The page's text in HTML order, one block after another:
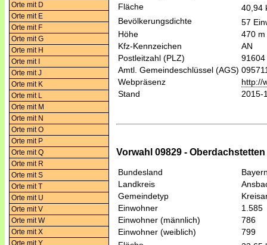
Orte mit D
Orte mit E
Orte mit F
Orte mit G
Orte mit H
Orte mit I
Orte mit J
Orte mit K
Orte mit L
Orte mit M
Orte mit N
Orte mit O
Orte mit P
Orte mit Q
Orte mit R
Orte mit S
Orte mit T
Orte mit U
Orte mit V
Orte mit W
Orte mit X
Orte mit Y
Fläche
40,94
Bevölkerungsdichte
57
Höhe
470 m
Kfz-Kennzeichen
AN
Postleitzahl (PLZ)
91604
Amtl. Gemeindeschlüssel (AGS)
Webpräsenz
http://
Stand
2015-
Vorwahl 09829 -
Bundesland
Landkreis
Gemeindetyp
Einwohner
1.585
Einwohner (männlich)
786
Einwohner (weiblich)
799